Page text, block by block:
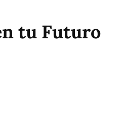
tu Futuro